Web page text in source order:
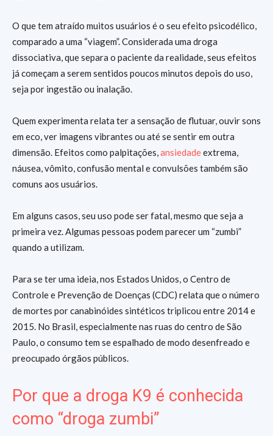
O que tem atraído muitos usuários é o seu efeito psicodélico,
comparado a uma “viagem”. Considerada uma droga
dissociativa, que separa o paciente da realidade, seus efeitos
já começam a serem sentidos poucos minutos depois do uso,
seja por ingestão ou inalação.
Quem experimenta relata ter a sensação de flutuar, ouvir sons
em eco, ver imagens vibrantes ou até se sentir em outra
dimensão. Efeitos como palpitações,ansiedadeextrema,
náusea, vômito, confusão mental e convulsões também são
comuns aos usuários.
Em alguns casos, seu uso pode ser fatal, mesmo que seja a
primeira vez. Algumas pessoas podem parecer um “zumbi”
quando a utilizam.
Para se ter uma ideia, nos Estados Unidos, o Centro de
Controle e Prevenção de Doenças (CDC) relata que o número
de mortes por canabinóides sintéticos triplicou entre 2014 e
2015. No Brasil, especialmente nas ruas do centro de São
Paulo, o consumo tem se espalhado de modo desenfreado e
preocupado órgãos públicos.
Por que a droga K9 é conhecida
como “droga zumbi”